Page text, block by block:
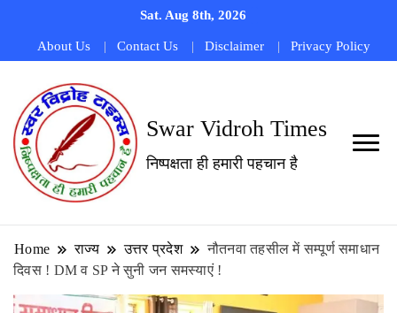
Sat. Aug 8th, 2026
About Us Contact Us Disclaimer Privacy Policy
Swar Vidroh Times
निष्पक्षता ही हमारी पहचान है
Home राज्य उत्तर प्रदेश
नौतनवा तहसील में सम्पूर्ण समाधान
दिवस ! DM व SP ने सुनी जन समस्याएं !